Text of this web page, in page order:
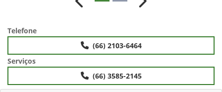
Anterior Próximo
Telefone
(66) 2103-6464
Serviços
(66) 3585-2145